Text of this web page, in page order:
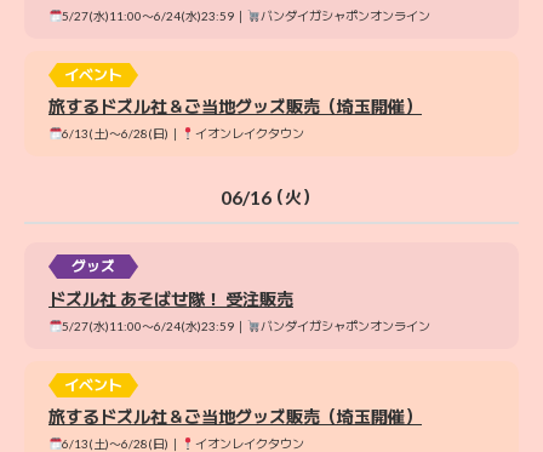
5/27(水)11:00〜6/24(水)23:59｜ バンダイガシャポンオンライン
イベント
旅するドズル社＆ご当地グッズ販売（埼玉開催）
6/13(土)〜6/28(日)｜ イオンレイクタウン
06/16（火）
グッズ
ドズル社 あそばせ隊！ 受注販売
5/27(水)11:00〜6/24(水)23:59｜ バンダイガシャポンオンライン
イベント
旅するドズル社＆ご当地グッズ販売（埼玉開催）
6/13(土)〜6/28(日)｜ イオンレイクタウン